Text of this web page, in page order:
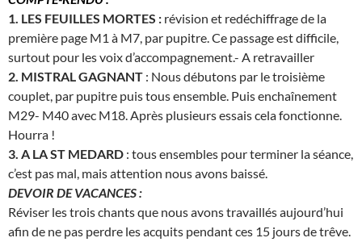
1. LES FEUILLES MORTES : révision et redéchiffrage de la
première page M1 à M7, par pupitre. Ce passage est difficile,
surtout pour les voix d’accompagnement.- A retravailler
2. MISTRAL GAGNANT : Nous débutons par le troisième
couplet, par pupitre puis tous ensemble. Puis enchaînement
M29- M40 avec M18. Après plusieurs essais cela fonctionne.
Hourra !
3. A LA ST MEDARD : tous ensembles pour terminer la séance,
c’est pas mal, mais attention nous avons baissé.
DEVOIR DE VACANCES :
Réviser les trois chants que nous avons travaillés aujourd’hui
afin de ne pas perdre les acquits pendant ces 15 jours de trêve.